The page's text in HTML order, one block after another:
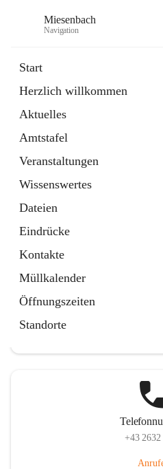
Miesenbach
Navigation
Start
Herzlich willkommen
Aktuelles
Amtstafel
Veranstaltungen
Wissenswertes
Dateien
Eindrücke
Kontakte
Müllkalender
Öffnungszeiten
Standorte
Externe Webseite
in
Tab
Region Schneebergland
Externe Webseite
öffnet
in
neuem
Tab
+43 2632